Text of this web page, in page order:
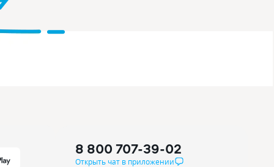
8 800 707-39-02
Открыть чат в приложении